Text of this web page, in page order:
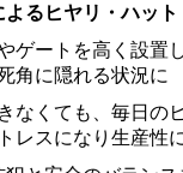
よるヒヤリ・ハット
ゲートを高く設置
角に隠れる状況に
なくても、毎日の
レスになり生産性